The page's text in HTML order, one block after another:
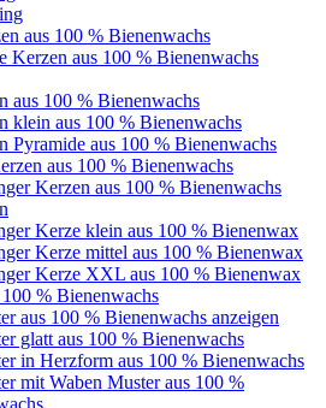
aus 100 % Bienenwachs
Kerzen aus 100 % Bienenwachs
aus 100 % Bienenwachs
klein aus 100 % Bienenwachs
Pyramide aus 100 % Bienenwachs
aus 100 % Bienenwachs
Kerzen aus 100 % Bienenwachs
Kerze klein aus 100 % Bienenwax
Kerze mittel aus 100 % Bienenwax
Kerze XXL aus 100 % Bienenwax
% Bienenwachs
aus 100 % Bienenwachs anzeigen
glatt aus 100 % Bienenwachs
in Herzform aus 100 % Bienenwachs
mit Waben Muster aus 100 %